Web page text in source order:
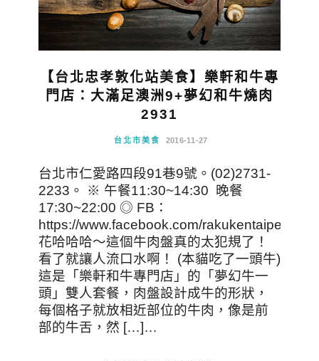
【台北忠孝敦化站美食】樂軒和牛專
門店：大滿足澳洲9+夢幻和牛燒肉
2931
台北市美食 2016-11-27
台北市仁愛路四段91巷9號。(02)2731-
2233。 ※ 午餐11:30~14:30 晚餐
17:30~22:00 ◎ FB：
https://www.facebook.com/rakukentaipei
花哈哈哈～這個牛肉盤真的太犯規了！
看了就讓人流口水啊！ (本貓吃了一頭牛)
這是「樂軒和牛專門店」的「夢幻牛一
頭」雙人套餐，肉盤設計成牛的形狀，
每個格子就放相近部位的牛肉，像是前
部的牛舌，然 […]…